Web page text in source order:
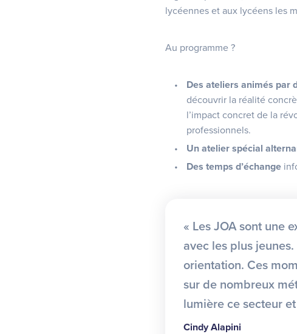
lycéennes et aux lycéens les
Au programme ?
Des ateliers animés par
découvrir la réalité
l’impact concret de la
professionnels.
Un atelier spécial
Des temps d’échange
« Les JOA sont une
avec les plus
orientation. Ces
sur de nombreux
lumière ce secteur
Cindy Alapini